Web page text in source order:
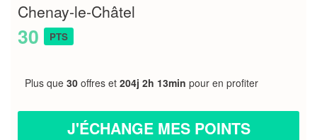
Chenay-le-Châtel
30 PTS
Plus que 30 offres et 204j 2h 13min pour en profiter
J'ÉCHANGE MES POINTS